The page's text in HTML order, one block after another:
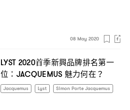
08 May 2020
LYST 2020首季新興品牌排名第一
位 ：JACQUEMUS 魅力何在 ？
Jacquemus Lyst Simon Porte Jacquemus